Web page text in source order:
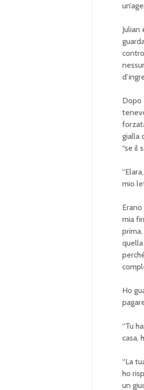
Julian
Dopo
gialla
“se il
mio
mia
Ho
“Tu
casa,
“La
ho
un